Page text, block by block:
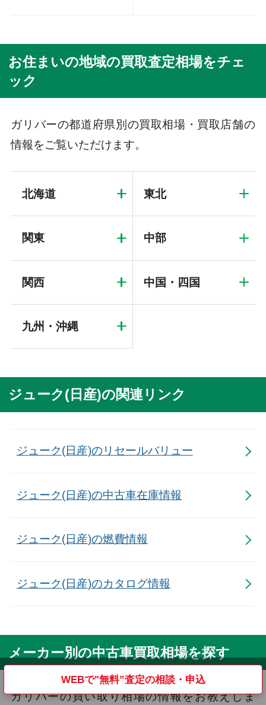
お住まいの地域の買取査定相場をチェ
ック
ガリバーの都道府県別の買取相場・買取店舗の
情報をご覧いただけます。
北海道 東北
関東 中部
関西 中国・四国
九州・沖縄
ジューク(日産)の関連リンク
ジューク(日産)のリセールバリュー
ジューク(日産)の中古車在庫情報
ジューク(日産)の燃費情報
ジューク(日産)のカタログ情報
メーカー別の中古車買取相場を探す
ガリバーの買い取り相場の情報をお教えしま
WEBで"無料”査定の相談・申込